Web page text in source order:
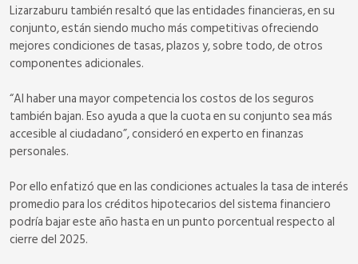
Lizarzaburu también resaltó que las entidades financieras, en su
conjunto, están siendo mucho más competitivas ofreciendo
mejores condiciones de tasas, plazos y, sobre todo, de otros
componentes adicionales.
“Al haber una mayor competencia los costos de los seguros
también bajan. Eso ayuda a que la cuota en su conjunto sea más
accesible al ciudadano”, consideró en experto en finanzas
personales.
Por ello enfatizó que en las condiciones actuales la tasa de interés
promedio para los créditos hipotecarios del sistema financiero
podría bajar este año hasta en un punto porcentual respecto al
cierre del 2025.